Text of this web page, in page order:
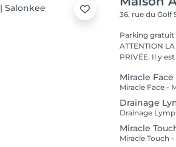
36, rue du Golf
Parking gratuit
ATTENTION
PRIVÉE. Il y
Miracle
Drainage
Miracle